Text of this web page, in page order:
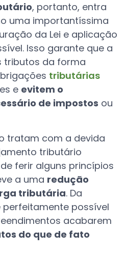
, portanto, entra
uma importantíssima
da Lei e aplicação
Isso garante que a
tributos da forma
tributárias
e evitem o
de impostos ou
tratam com a devida
tributário
ferir alguns princípios
a uma redução
tributária. Da
possível
acabarem
do que de fato